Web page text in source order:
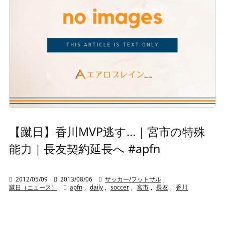
【蹴日】香川MVP逃す…｜宮市の特殊
能力｜長友契約延長へ #apfn
 2012/05/09  2013/08/06  サッカー/フットサル ,
蹴日（ニュース）
 apfn , daily , soccer , 宮市 , 長友 , 香川